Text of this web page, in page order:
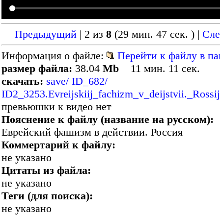
Предыдущий| 2 из 8 (29 мин. 47 сек. )|
Информация о файле:
Перейти к файлу в
размер файла: 38.04 Mb 11 мин. 11 сек.
скачать: save/ ID_682/
превьюшки к видео нет
Пояснение к файлу (название на русском):
Еврейский фашизм в действии. Россия
Коммертарий к файлу:
не указано
Цитаты из файла:
не указано
Теги (для поиска):
не указано